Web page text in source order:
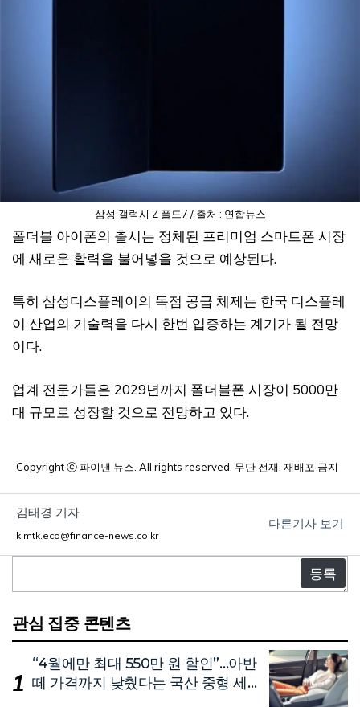
삼성 갤럭시 Z 폴드7 / 출처 : 연합뉴스
폴더블 아이폰의 출시는 정체된 프리미엄 스마트폰 시장
에 새로운 활력을 불어넣을 것으로 예상된다.
특히 삼성디스플레이의 독점 공급 체제는 한국 디스플레
이 산업의 기술력을 다시 한번 입증하는 계기가 될 전망
이다.
업계 전문가들은 2029년까지 폴더블폰 시장이 5000만
대 규모로 성장할 것으로 전망하고 있다.
Copyright ⓒ 파이낸 뉴스. All rights reserved. 무단 전재, 재배포 금지
김태경 기자
kimtk.eco@finance-news.co.kr
다른기사 보기
글
관심 집중 콘텐츠
“4월에만 최대 550만 원 할인”…아반
떼 가격까지 낮췄다는 국산 중형 세